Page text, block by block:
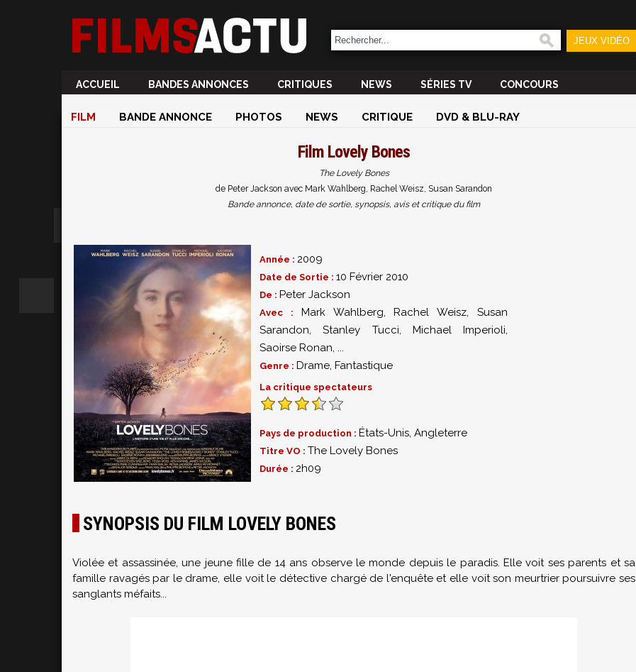
JEUX VIDÉO
ACCUEIL BANDES ANNONCES CRITIQUES NEWS SÉRIES TV CONCOURS
FILM BANDE ANNONCE PHOTOS NEWS CRITIQUE DVD & BLU-RAY
Film Lovely Bones
The Lovely Bones
de Peter Jackson avec Mark Wahlberg, Rachel Weisz, Susan Sarandon
Bande annonce, date de sortie, synopsis, avis et critique du film
Année : 2009
Date de Sortie : 10 Février 2010
De : Peter Jackson
Avec : Mark Wahlberg,Rachel Weisz,Susan
Sarandon,Stanley Tucci, Michael Imperioli,
Saoirse Ronan, ...
Genre : Drame, Fantastique
La critique spectateurs
Pays de production : États-Unis, Angleterre
Titre VO : The Lovely Bones
Durée : 2h09
SYNOPSIS DU FILM LOVELY BONES
Violée et assassinée, une jeune fille de 14 ans observe le monde depuis le paradis. Elle voit ses parents et sa
famille ravagés par le drame, elle voit le détective chargé de l'enquête et elle voit son meurtrier poursuivre ses
sanglants méfaits...